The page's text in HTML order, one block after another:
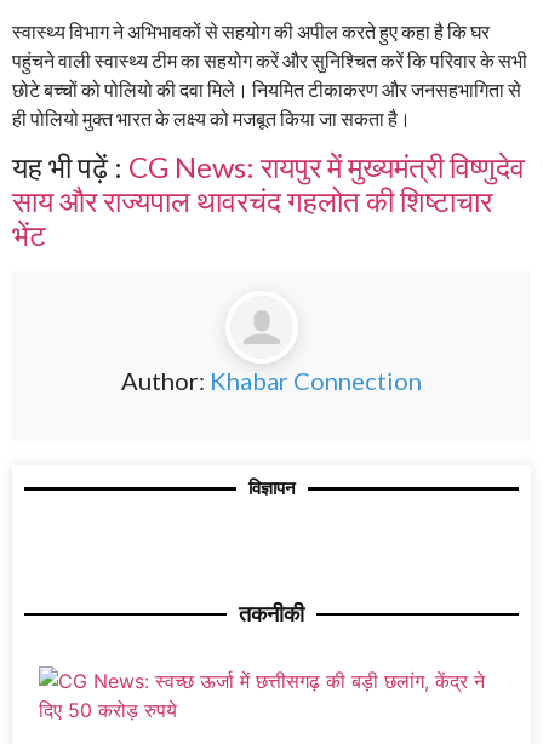
स्वास्थ्य विभाग ने अभिभावकों से सहयोग की अपील करते हुए कहा है कि घर
पहुंचने वाली स्वास्थ्य टीम का सहयोग करें और सुनिश्चित करें कि परिवार के सभी
छोटे बच्चों को पोलियो की दवा मिले। नियमित टीकाकरण और जनसहभागिता से
ही पोलियो मुक्त भारत के लक्ष्य को मजबूत किया जा सकता है।
यह भी पढ़ें : CG News: रायपुर में मुख्यमंत्री विष्णुदेव
साय और राज्यपाल थावरचंद गहलोत की शिष्टाचार
भेंट
Author: Khabar Connection
विज्ञापन
तकनीकी